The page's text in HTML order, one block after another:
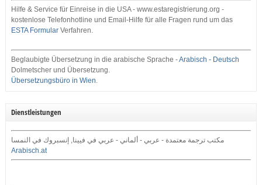
Hilfe & Service für Einreise in die USA - www.estaregistrierung.org -
kostenlose Telefonhotline und Email-Hilfe für alle Fragen rund um das
ESTA FormularVerfahren.
Beglaubigte Übersetzung in die arabische Sprache -Arabisch - Deutsch
Dolmetscher und Übersetzung.
Übersetzungsbüro in Wien.
Dienstleistungen
مكتب ترجمة معتمدة - عربي - ألماني - عربي في فيينا, إنسبروك في النمسا
Arabisch.at